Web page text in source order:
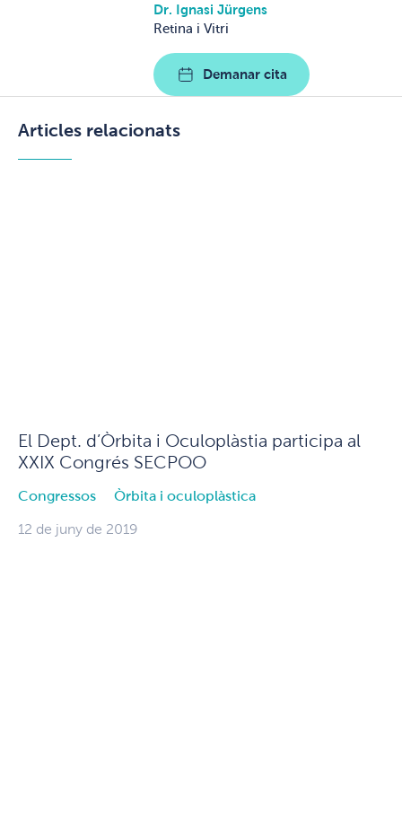
Dr. Ignasi Jürgens
Retina i Vitri
Demanar cita
Articles relacionats
El Dept. d’Òrbita i Oculoplàstia participa al
XXIX Congrés SECPOO
Congressos Òrbita i oculoplàstica
12 de juny de 2019